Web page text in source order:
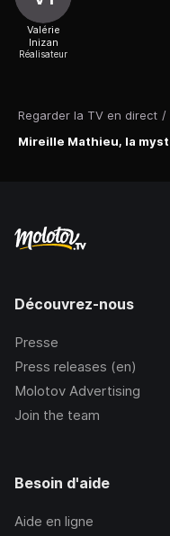
Regarder la TV en direct /
Mireille Mathieu, la
Valérie
Inizan
Réalisateur
Découvrez-nous
Presse
Press releases (en)
Molotov Advertising
Join the team
Besoin d'aide
Aide en ligne